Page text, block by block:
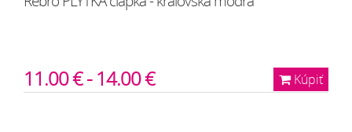
Kúpiť
11.00 € - 14.00 €